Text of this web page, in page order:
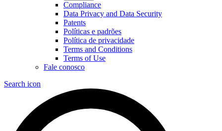
Compliance
Data Privacy and Data Security
Patents
Políticas e padrões
Política de privacidade
Terms and Conditions
Terms of Use
Fale conosco
Search icon